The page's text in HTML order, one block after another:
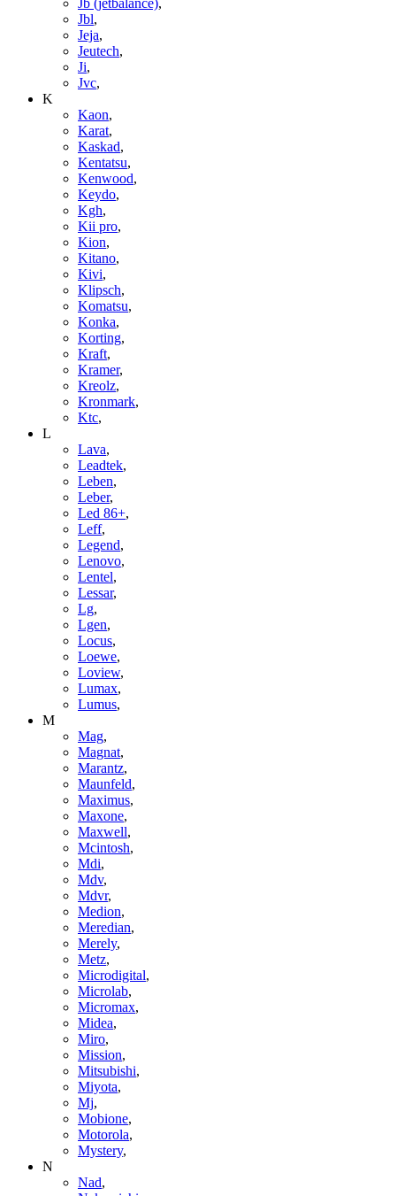
Jbl,
Jeja,
Jeutech,
Ji,
Jvc,
K
Kaon,
Karat,
Kaskad,
Kentatsu,
Kenwood,
Keydo,
Kgh,
Kii pro,
Kion,
Kitano,
Kivi,
Klipsch,
Komatsu,
Konka,
Korting,
Kraft,
Kramer,
Kreolz,
Kronmark,
Ktc,
L
Lava,
Leadtek,
Leben,
Leber,
Led 86+,
Leff,
Legend,
Lenovo,
Lentel,
Lessar,
Lg,
Lgen,
Locus,
Loewe,
Loview,
Lumax,
Lumus,
M
Mag,
Magnat,
Marantz,
Maunfeld,
Maximus,
Maxone,
Maxwell,
Mcintosh,
Mdi,
Mdv,
Mdvr,
Medion,
Meredian,
Merely,
Metz,
Microdigital,
Microlab,
Micromax,
Midea,
Miro,
Mission,
Mitsubishi,
Miyota,
Mj,
Mobione,
Motorola,
Mystery,
N
Nad,